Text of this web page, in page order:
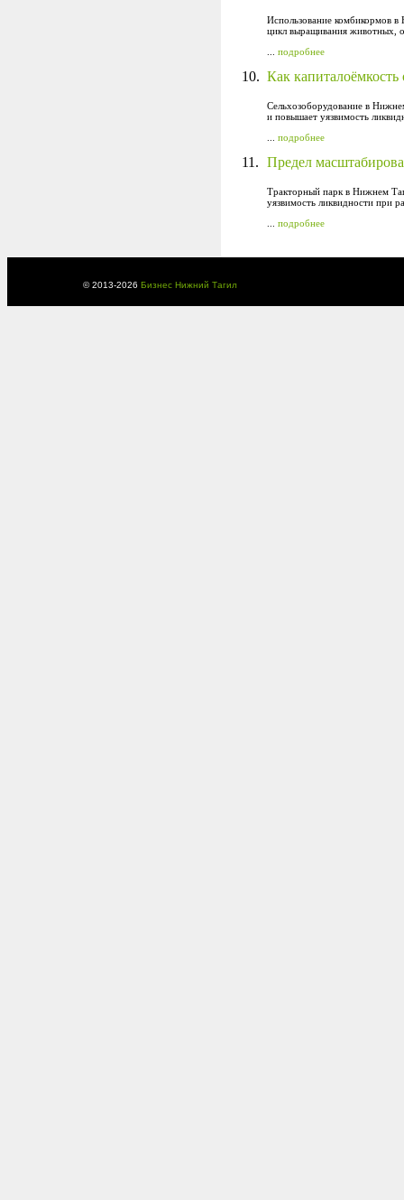
Использование комбикормов в
цикл выращивания животных,
подробнее
10. Как капиталоёмкость
Сельхозоборудование в
и повышает уязвимость
подробнее
11. Предел
Тракторный парк в Нижнем
уязвимость ликвидности при
подробнее
© 2013-2026 Бизнес Нижний Тагил